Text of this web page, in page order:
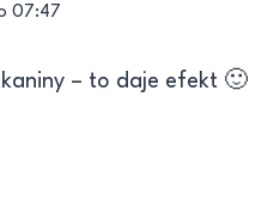
07:47
– to daje efekt 🙂